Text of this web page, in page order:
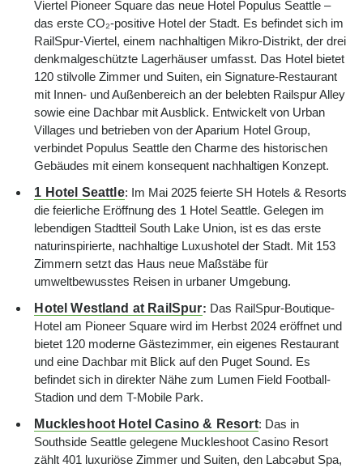
Viertel Pioneer Square das neue Hotel Populus Seattle –
das erste CO₂-positive Hotel der Stadt. Es befindet sich im
RailSpur-Viertel, einem nachhaltigen Mikro-Distrikt, der drei
denkmalgeschützte Lagerhäuser umfasst. Das Hotel bietet
120 stilvolle Zimmer und Suiten, ein Signature-Restaurant
mit Innen- und Außenbereich an der belebten Railspur Alley
sowie eine Dachbar mit Ausblick. Entwickelt von Urban
Villages und betrieben von der Aparium Hotel Group,
verbindet Populus Seattle den Charme des historischen
Gebäudes mit einem konsequent nachhaltigen Konzept.
1 Hotel Seattle: Im Mai 2025 feierte SH Hotels & Resorts
die feierliche Eröffnung des 1 Hotel Seattle. Gelegen im
lebendigen Stadtteil South Lake Union, ist es das erste
naturinspirierte, nachhaltige Luxushotel der Stadt. Mit 153
Zimmern setzt das Haus neue Maßstäbe für
umweltbewusstes Reisen in urbaner Umgebung.
Hotel Westland at RailSpur: Das RailSpur-Boutique-
Hotel am Pioneer Square wird im Herbst 2024 eröffnet und
bietet 120 moderne Gästezimmer, ein eigenes Restaurant
und eine Dachbar mit Blick auf den Puget Sound. Es
befindet sich in direkter Nähe zum Lumen Field Football-
Stadion und dem T-Mobile Park.
Muckleshoot Hotel Casino & Resort: Das in
Southside Seattle gelegene Muckleshoot Casino Resort
zählt 401 luxuriöse Zimmer und Suiten, den Labcəbut Spa,